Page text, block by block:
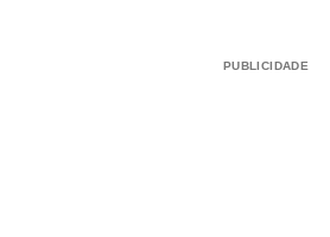
PUBLICIDADE